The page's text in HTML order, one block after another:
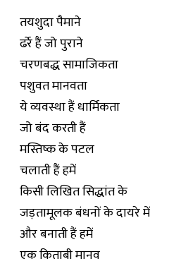
तयशुदा पैमाने
ढर्रे हैं जो पुराने
चरणबद्ध सामाजिकता
पशुवत मानवता
ये व्यवस्था हैं धार्मिकता
जो बंद करती हैं
मस्तिष्क के पटल
चलाती हैं हमें
किसी लिखित सिद्धांत के
जड़तामूलक बंधनों के दायरे में
और बनाती हैं हमें
एक किताबी मानव